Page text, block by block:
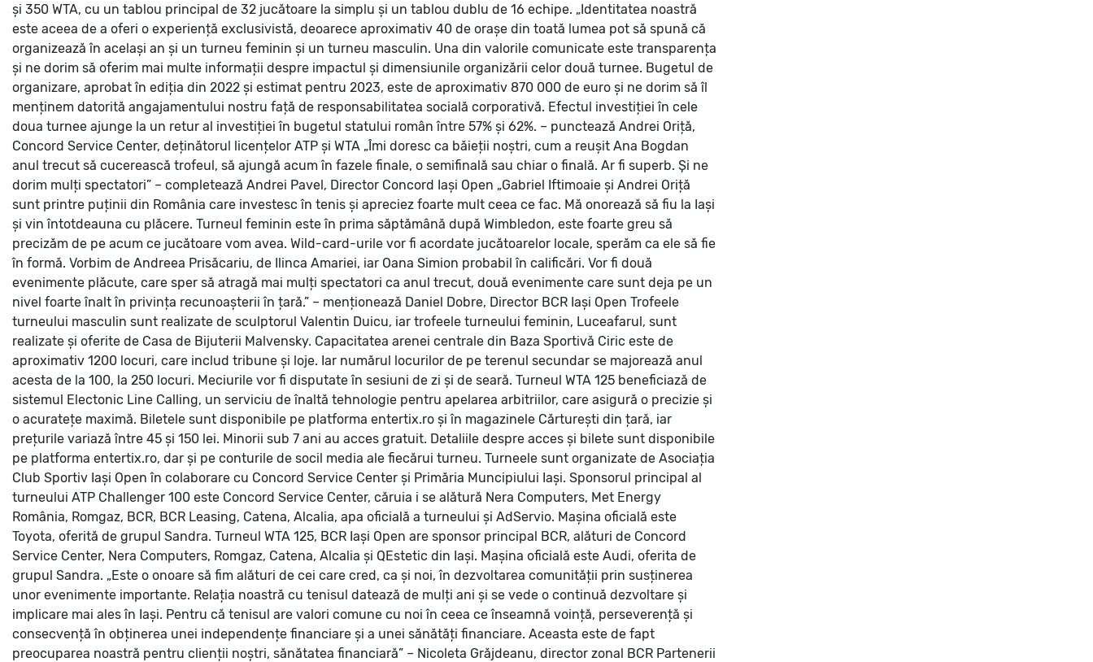
și 350 WTA, cu un tablou principal de 32 jucătoare la simplu și un tablou dublu de 16 echipe. „Identitatea noastră
este aceea de a oferi o experiență exclusivistă, deoarece aproximativ 40 de orașe din toată lumea pot să spună că
organizează în același an și un turneu feminin și un turneu masculin. Una din valorile comunicate este transparența
și ne dorim să oferim mai multe informații despre impactul și dimensiunile organizării celor două turnee. Bugetul de
organizare, aprobat în ediția din 2022 și estimat pentru 2023, este de aproximativ 870 000 de euro și ne dorim să îl
menținem datorită angajamentului nostru față de responsabilitatea socială corporativă. Efectul investiției în cele
doua turnee ajunge la un retur al investiției în bugetul statului român între 57% și 62%. – punctează Andrei Oriță,
Concord Service Center, deținătorul licențelor ATP și WTA „Îmi doresc ca băieții noștri, cum a reușit Ana Bogdan
anul trecut să cucerească trofeul, să ajungă acum în fazele finale, o semifinală sau chiar o finală. Ar fi superb. Și ne
dorim mulți spectatori” – completează Andrei Pavel, Director Concord Iași Open „Gabriel Iftimoaie și Andrei Oriță
sunt printre puținii din România care investesc în tenis și apreciez foarte mult ceea ce fac. Mă onorează să fiu la Iași
și vin întotdeauna cu plăcere. Turneul feminin este în prima săptămână după Wimbledon, este foarte greu să
precizăm de pe acum ce jucătoare vom avea. Wild-card-urile vor fi acordate jucătoarelor locale, sperăm ca ele să fie
în formă. Vorbim de Andreea Prisăcariu, de Ilinca Amariei, iar Oana Simion probabil în calificări. Vor fi două
evenimente plăcute, care sper să atragă mai mulți spectatori ca anul trecut, două evenimente care sunt deja pe un
nivel foarte înalt în privința recunoașterii în țară.” – menționează Daniel Dobre, Director BCR Iași Open Trofeele
turneului masculin sunt realizate de sculptorul Valentin Duicu, iar trofeele turneului feminin, Luceafarul, sunt
realizate și oferite de Casa de Bijuterii Malvensky. Capacitatea arenei centrale din Baza Sportivă Ciric este de
aproximativ 1200 locuri, care includ tribune și loje. Iar numărul locurilor de pe terenul secundar se majorează anul
acesta de la 100, la 250 locuri. Meciurile vor fi disputate în sesiuni de zi și de seară. Turneul WTA 125 beneficiază de
sistemul Electonic Line Calling, un serviciu de înaltă tehnologie pentru apelarea arbitriilor, care asigură o precizie și
o acuratețe maximă. Biletele sunt disponibile pe platforma entertix.ro și în magazinele Cărturești din țară, iar
prețurile variază între 45 și 150 lei. Minorii sub 7 ani au acces gratuit. Detaliile despre acces și bilete sunt disponibile
pe platforma entertix.ro, dar și pe conturile de socil media ale fiecărui turneu. Turneele sunt organizate de Asociația
Club Sportiv Iași Open în colaborare cu Concord Service Center și Primăria Muncipiului Iași. Sponsorul principal al
turneului ATP Challenger 100 este Concord Service Center, căruia i se alătură Nera Computers, Met Energy
România, Romgaz, BCR, BCR Leasing, Catena, Alcalia, apa oficială a turneului și AdServio. Mașina oficială este
Toyota, oferită de grupul Sandra. Turneul WTA 125, BCR Iași Open are sponsor principal BCR, alături de Concord
Service Center, Nera Computers, Romgaz, Catena, Alcalia și QEstetic din Iași. Mașina oficială este Audi, oferita de
grupul Sandra. „Este o onoare să fim alături de cei care cred, ca și noi, în dezvoltarea comunității prin susținerea
unor evenimente importante. Relația noastră cu tenisul datează de mulți ani și se vede o continuă dezvoltare și
implicare mai ales în Iași. Pentru că tenisul are valori comune cu noi în ceea ce înseamnă voință, perseverență și
consecvență în obținerea unei independențe financiare și a unei sănătăți financiare. Aceasta este de fapt
preocuparea noastră pentru clienții noștri, sănătatea financiară” – Nicoleta Grăjdeanu, director zonal BCR Partenerii